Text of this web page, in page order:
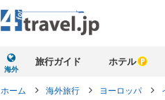
海外
旅行ガイド ホテル
ホーム 海外旅行 ヨーロッパ